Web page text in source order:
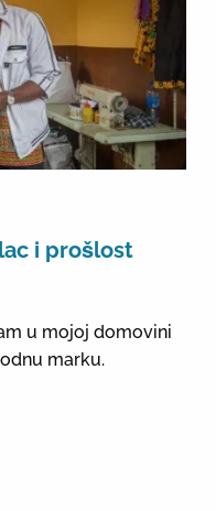
i prošlost
u mojoj domovini
marku.